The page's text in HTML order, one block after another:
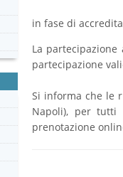
in fase di
La
partecipazione
Si informa che le
Napoli), per tutti
prenotazione